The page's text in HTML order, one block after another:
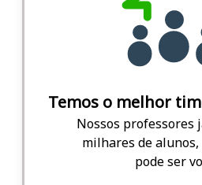
Temos o melhor
Nossos professores
milhares de
pode ser